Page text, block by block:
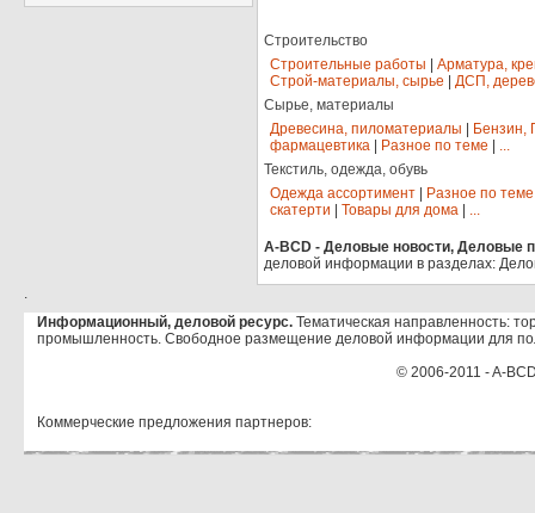
Строительство
Строительные работы
Арматура,
Строй-материалы, сырье
ДСП,
Сырье, материалы
Древесина, пиломатериалы
Бензин,
фармацевтика
Разное по теме
...
Текстиль, одежда, обувь
Одежда ассортимент
Разное по теме
скатерти
Товары для дома ...
A-BCD - Деловые новости, Деловые
деловой информации в разделах:
.
Информационный, деловой ресурс. Тематическая направленность:
промышленность. Свободное размещение деловой информации для
© 2006-2011 - A-
Коммерческие предложения партнеров: